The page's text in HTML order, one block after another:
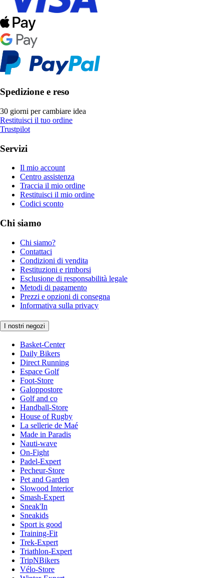
Spedizione e reso
30 giorni per cambiare idea
Restituisci il tuo ordine
Trustpilot
Servizi
Il mio account
Centro assistenza
Traccia il mio ordine
Restituisci il mio ordine
Codici sconto
Chi siamo
Chi siamo?
Contattaci
Condizioni di vendita
Restituzioni e rimborsi
Esclusione di responsabilità legale
Metodi di pagamento
Prezzi e opzioni di consegna
Informativa sulla privacy
I nostri negozi
Basket-Center
Daily Bikers
Direct Running
Espace Golf
Foot-Store
Galoppostore
Golf and co
Handball-Store
House of Rugby
La sellerie de Maé
Made in Paradis
Nauti-wave
On-Fight
Padel-Expert
Pecheur-Store
Pet and Garden
Slowood Interior
Smash-Expert
Sneak'In
Sneakids
Sport is good
Training-Fit
Trek-Expert
Triathlon-Expert
TripNBikers
Vélo-Store